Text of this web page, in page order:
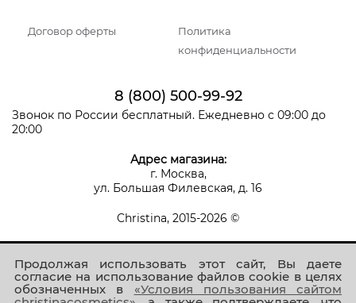
Продолжая использовать этот сайт, Вы даете
согласие на использование файлов cookie в целях
обозначенных в «Условия пользования сайтом
Договор оферты
Политика
конфиденциальности
8 (800) 500-99-92
Звонок по России бесплатный. Ежедневно с 09:00 до
20:00
Адрес магазина:
г. Москва,
ул. Большая Филевская, д. 16
Christina, 2015-2026 ©